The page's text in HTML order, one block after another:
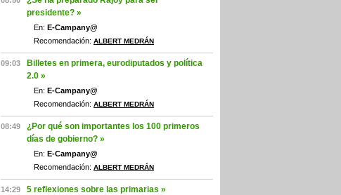
presidente? »
En: E-Campany@
Recomendación: ALBERT MEDRÁN
09:03
Billetes en primera, eurodiputados y política
2.0 »
En: E-Campany@
Recomendación: ALBERT MEDRÁN
08:49
¿Por qué son importantes los 100 primeros
días de gobierno? »
En: E-Campany@
Recomendación: ALBERT MEDRÁN
14:29 5 reflexiones sobre las primarias »